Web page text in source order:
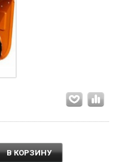
В КОРЗИНУ